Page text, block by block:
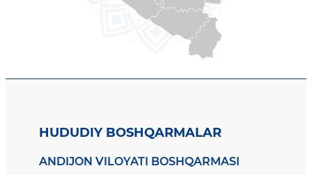
HUDUDIY BOSHQARMALAR
ANDIJON VILOYATI BOSHQARMASI